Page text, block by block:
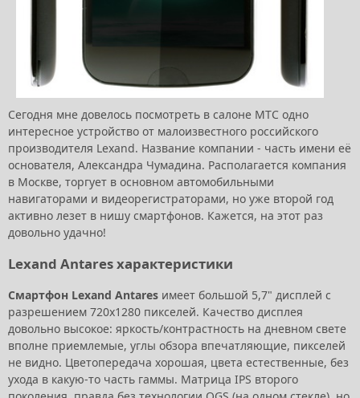
Сегодня мне довелось посмотреть в салоне МТС одно
интересное устройство от малоизвестного российского
производителя Lexand. Название компании - часть имени её
основателя, Александра Чумадина. Располагается компания
в Москве, торгует в основном автомобильными
навигаторами и видеорегистраторами, но уже второй год
активно лезет в нишу смартфонов. Кажется, на этот раз
довольно удачно!
Lexand Antares характеристики
Смартфон Lexand Antares имеет большой 5,7" дисплей с
разрешением 720х1280 пикселей. Качество дисплея
довольно высокое: яркость/контрастность на дневном свете
вполне приемлемые, углы обзора впечатляющие, пикселей
не видно. Цветопередача хорошая, цвета естественные, без
ухода в какую-то часть гаммы. Матрица IPS второго